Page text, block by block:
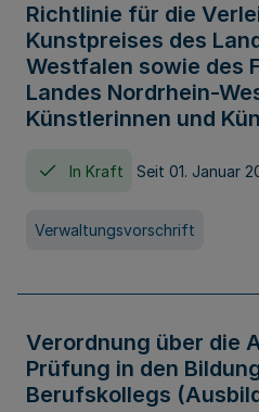
Richtlinie für die
Kunstpreises des
Westfalen sowie des
Landes Nordrhein-
Künstlerinnen und
In Kraft Seit 01. Januar
Verwaltungsvorschrift
Verordnung über die
Prüfung in den
Berufskollegs